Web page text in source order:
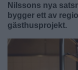
Nilssons nya
bygger ett av
gästhusprojekt.